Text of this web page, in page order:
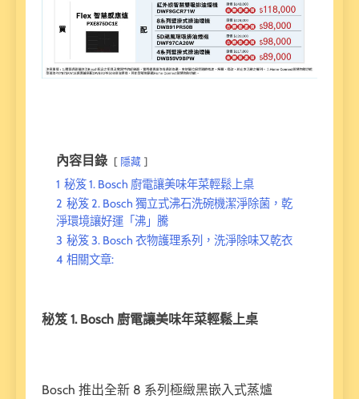
內容目錄 隱藏
1 秘笈 1. Bosch 廚電讓美味年菜輕鬆上桌
2 秘笈 2. Bosch 獨立式沸石洗碗機潔淨除菌，乾
淨環境讓好運「沸」騰
3 秘笈 3. Bosch 衣物護理系列，洗淨除味又乾衣
4 相關文章:
秘笈 1. Bosch 廚電讓美味年菜輕鬆上桌
Bosch 推出全新 8 系列極緻黑嵌入式蒸爐